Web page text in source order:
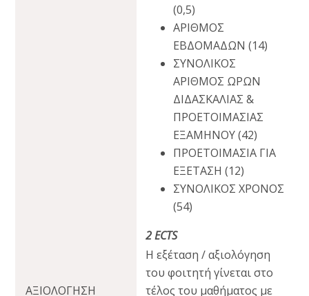
(0,5)
ΑΡΙΘΜΟΣ
ΕΒΔΟΜΑΔΩΝ (14)
ΣΥΝΟΛΙΚΟΣ
ΑΡΙΘΜΟΣ ΩΡΩΝ
ΔΙΔΑΣΚΑΛΙΑΣ &
ΠΡΟΕΤΟΙΜΑΣΙΑΣ
ΕΞΑΜΗΝΟΥ (42)
ΠΡΟΕΤΟΙΜΑΣΙΑ ΓΙΑ
ΕΞΕΤΑΣΗ (12)
ΣΥΝΟΛΙΚΟΣ ΧΡΟΝΟΣ
(54)
2 ECTS
ΑΞΙΟΛΟΓΗΣΗ
Η εξέταση / αξιολόγηση
του φοιτητή γίνεται στο
τέλος του μαθήματος με